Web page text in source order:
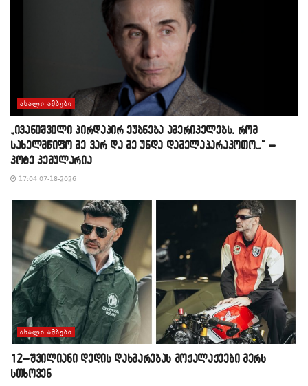
ᲐᲮᲐᲚᲘ ᲐᲛᲑᲔᲑᲘ
„ივანიშვილი პირდაპირ ეუბნება ამერიკელებს, რომ
სახელმწიფო მე ვარ და მე უნდა დამელაპარაკოთო…“ –
კოტე კემულარია
17:04 07-18-2026
ᲐᲮᲐᲚᲘ ᲐᲛᲑᲔᲑᲘ
12–შვილიანი დედის დახმარებას მოქალაქეები მერს
სთხოვენ